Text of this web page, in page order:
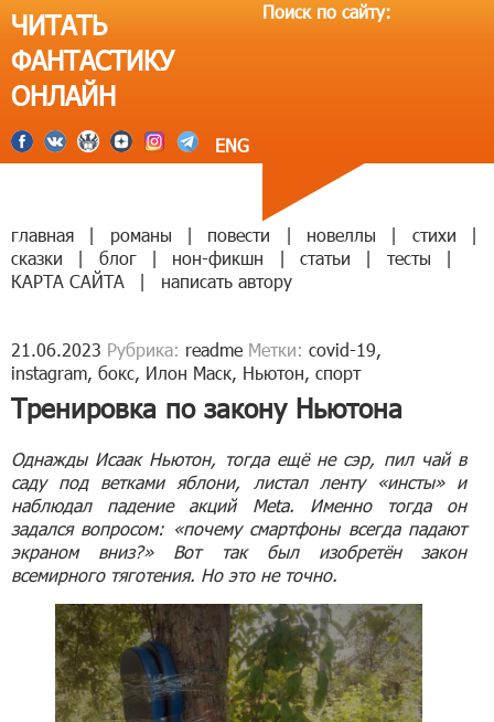
ЧИТАТЬ
ФАНТАСТИКУ
ОНЛАЙН
ENG
Поиск по сайту:
главная | романы | повести | новеллы | стихи
|
сказки
| блог | нон-фикшн | статьи | тесты
|
КАРТА САЙТА
| написать автору
21.06.2023 Рубрика: readme Метки: covid-19,
instagram, бокс, Илон Маск, Ньютон, спорт
Тренировка по закону Ньютона
Однажды Исаак Ньютон, тогда ещё не сэр, пил чай в
саду под ветками яблони, листал ленту «инсты» и
наблюдал падение акций Meta. Именно тогда он
задался вопросом: «почему смартфоны всегда падают
экраном вниз?» Вот так был изобретён закон
всемирного тяготения. Но это не точно.